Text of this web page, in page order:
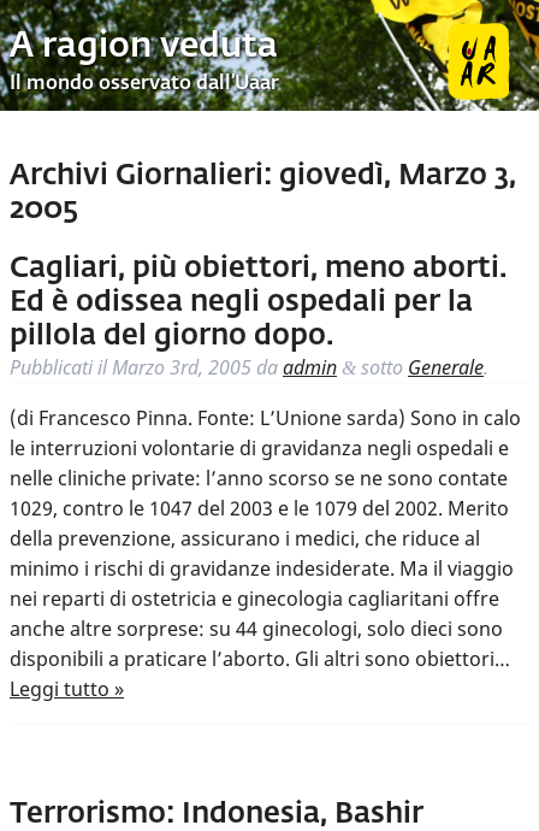
A ragion veduta
Il mondo osservato dall’Uaar
Archivi Giornalieri: giovedì, Marzo 3,
2005
Cagliari, più obiettori, meno aborti.
Ed è odissea negli ospedali per la
pillola del giorno dopo.
Pubblicati ilMarzo 3rd, 2005 daadmin & sotto Generale.
(di Francesco Pinna. Fonte: L’Unione sarda) Sono in calo
le interruzioni volontarie di gravidanza negli ospedali e
nelle cliniche private: l’anno scorso se ne sono contate
1029, contro le 1047 del 2003 e le 1079 del 2002. Merito
della prevenzione, assicurano i medici, che riduce al
minimo i rischi di gravidanze indesiderate. Ma il viaggio
nei reparti di ostetricia e ginecologia cagliaritani offre
anche altre sorprese: su 44 ginecologi, solo dieci sono
disponibili a praticare l’aborto. Gli altri sono obiettori…
Leggi tutto »
Terrorismo: Indonesia, Bashir